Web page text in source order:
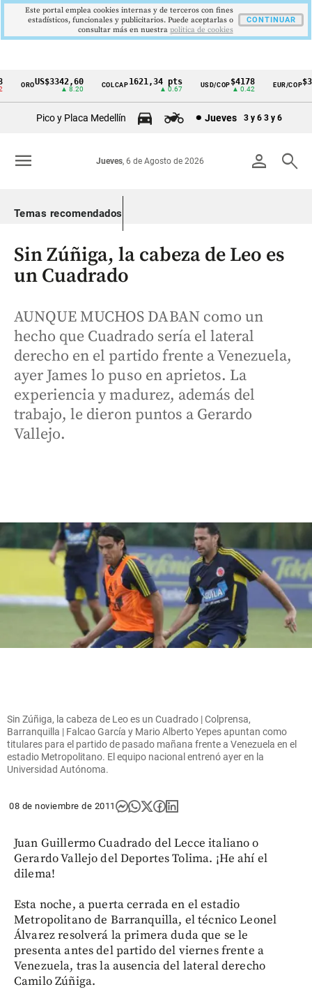
Cintillo
Colombia
OROUS$3342,60
▲ 8.20
COLCAP1621,34 pts
▲ 0.67
USD/COP$4178
▲ 0.42
EUR/COP
Pico y Placa Medellín Jueves 3 y 6 3 y 6
person search
Jueves, 6 de Agosto de 2026
menu
Temas recomendados
Sin Zúñiga, la cabeza de Leo es
un Cuadrado
AUNQUE MUCHOS DABAN como un
hecho que Cuadrado sería el lateral
derecho en el partido frente a Venezuela,
ayer James lo puso en aprietos. La
experiencia y madurez, además del
trabajo, le dieron puntos a Gerardo
Vallejo.
Sin Zúñiga, la cabeza de Leo es un Cuadrado | Colprensa,
Barranquilla | Falcao García y Mario Alberto Yepes apuntan como
titulares para el partido de pasado mañana frente a Venezuela en el
estadio Metropolitano. El equipo nacional entrenó ayer en la
Universidad Autónoma.
08 de noviembre de 2011
Juan Guillermo Cuadrado del Lecce italiano o
Gerardo Vallejo del Deportes Tolima. ¡He ahí el
dilema!
Esta noche, a puerta cerrada en el estadio
Metropolitano de Barranquilla, el técnico Leonel
Álvarez resolverá la primera duda que se le
presenta antes del partido del viernes frente a
Venezuela, tras la ausencia del lateral derecho
Camilo Zúñiga.
Este portal emplea cookies internas y de terceros con fines
estadísticos, funcionales y publicitarios. Puede aceptarlas o
consultar más en nuestra politica de cookies
CONTINUAR